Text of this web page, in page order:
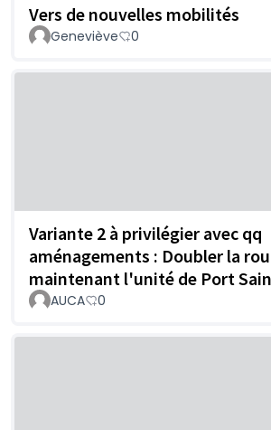
Vers de nouvelles mobilités
Geneviève 0
Variante 2 à privilégier avec qq
aménagements : Doubler la
maintenant l'unité de Port
AUCA 0